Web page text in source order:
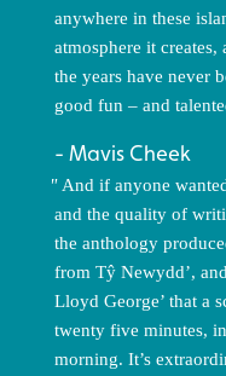
anywhere in these
atmosphere it
the years have never
good fun – and
Mavis Cheek
And if anyone
and the quality of
the anthology
from Tŷ Newydd’,
Lloyd George’ that a
twenty five minutes,
morning. It’s